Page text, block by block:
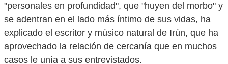
"personales en profundidad", que "huyen del morbo" y
se adentran en el lado más íntimo de sus vidas, ha
explicado el escritor y músico natural de Irún, que ha
aprovechado la relación de cercanía que en muchos
casos le unía a sus entrevistados.